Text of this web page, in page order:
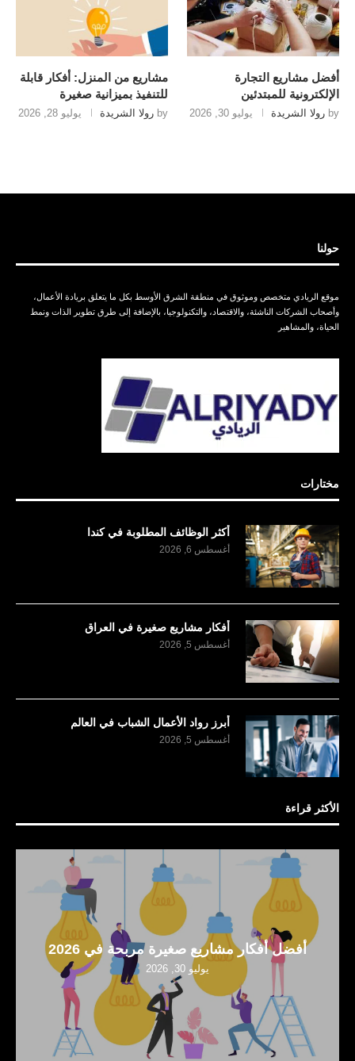
أفضل مشاريع التجارة
الإلكترونية للمبتدئين
by رولا الشريدة يوليو 30, 2026
مشاريع من المنزل: أفكار قابلة
للتنفيذ بميزانية صغيرة
by رولا الشريدة يوليو 28, 2026
حولنا
موقع الريادي متخصص وموثوق في منطقة الشرق الأوسط بكل ما يتعلق بريادة الأعمال،
وأصحاب الشركات الناشئة، والاقتصاد، والتكنولوجيا، بالإضافة إلى طرق تطوير الذات ونمط
الحياة، والمشاهير
مختارات
أكثر الوظائف المطلوبة في كندا
أغسطس 6, 2026
أفكار مشاريع صغيرة في العراق
أغسطس 5, 2026
أبرز رواد الأعمال الشباب في العالم
أغسطس 5, 2026
الأكثر قراءة
أفضل أفكار مشاريع صغيرة مربحة في 2026
يوليو 30, 2026